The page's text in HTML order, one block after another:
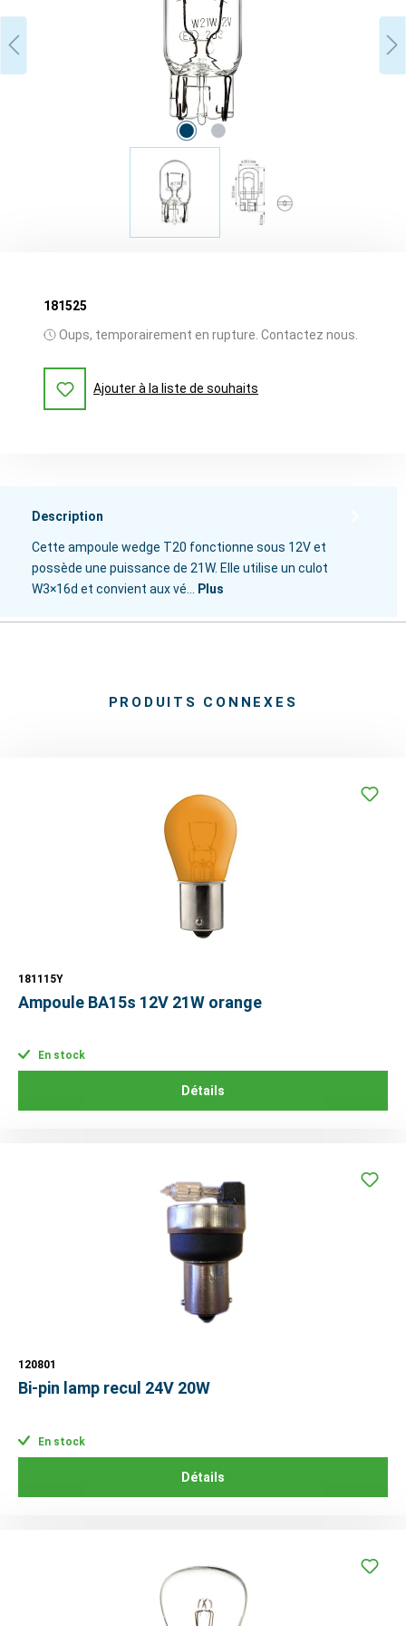
181525
Oups, temporairement en rupture. Contactez nous.
Ajouter à la liste de souhaits
Description
Cette ampoule wedge T20 fonctionne sous 12V et
possède une puissance de 21W. Elle utilise un culot
W3×16d et convient aux vé…
Plus
PRODUITS CONNEXES
181115Y
Ampoule BA15s 12V 21W orange
En stock
Détails
120801
Bi-pin lamp recul 24V 20W
En stock
Détails